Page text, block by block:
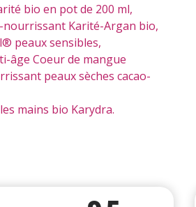
bio en pot de 200 ml,
nourrissant Karité-Argan bio,
peaux sensibles,
âge Coeur de mangue
peaux sèches cacao-
mains bio Karydra.